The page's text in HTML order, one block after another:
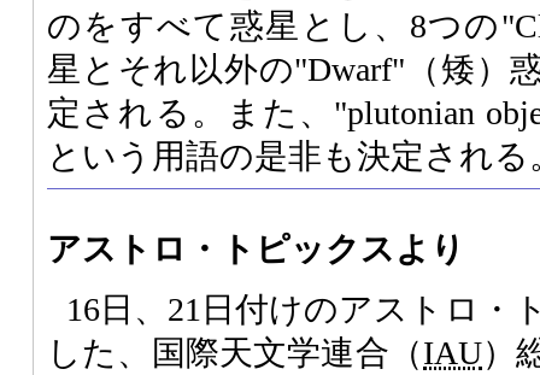
のをすべて惑星とし、8つの
星とそれ以外の"Dwarf"（矮）
定される。また、"plutonian
という用語の是非も決定される
アストロ・トピックスより
16日、21日付けのアストロ・
した、国際天文学連合（IAU）